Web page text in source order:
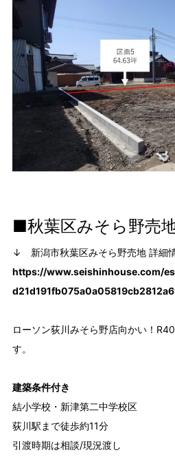
■秋葉区みそら野売
↓ 新潟市秋葉区みそら野売地 詳細
https://www.seishinhouse.com/
ローソン荻川みそら野店向かい！
す。
建築条件付き
結小学校・新津第二中学校区
荻川駅まで徒歩約11分
引渡時期は相談/現況渡し